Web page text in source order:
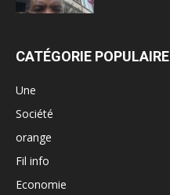
CATÉGORIE POPULAIRE
Une
Société
orange
Fil info
Economie